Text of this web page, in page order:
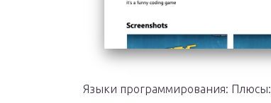
Языки программирования: Плюсы: